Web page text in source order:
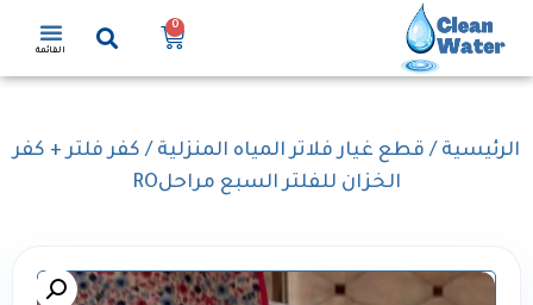
0
القائمة
الرئيسية / قطع غيار فلاتر المياه المنزلية / كفر فلتر + كفر
الخزان للفلتر السبع مراحلRO